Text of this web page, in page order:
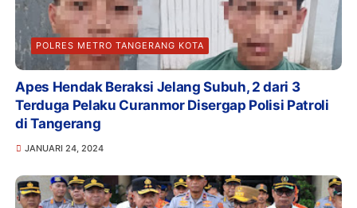
POLRES METRO TANGERANG KOTA
Apes Hendak Beraksi Jelang Subuh, 2 dari 3
Terduga Pelaku Curanmor Disergap Polisi Patroli
di Tangerang
JANUARI 24, 2024